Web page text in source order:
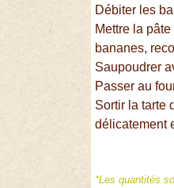
Débiter les
Mettre la
bananes,
Saupoudrer
Passer au
Sortir la tarte
délicatement
*Les quantités